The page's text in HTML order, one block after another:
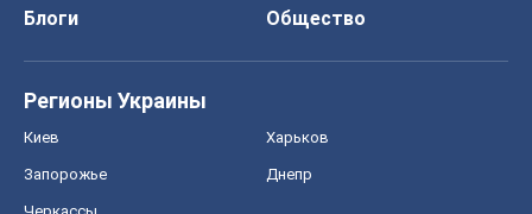
Блоги
Общество
Регионы Украины
Киев Харьков
Запорожье Днепр